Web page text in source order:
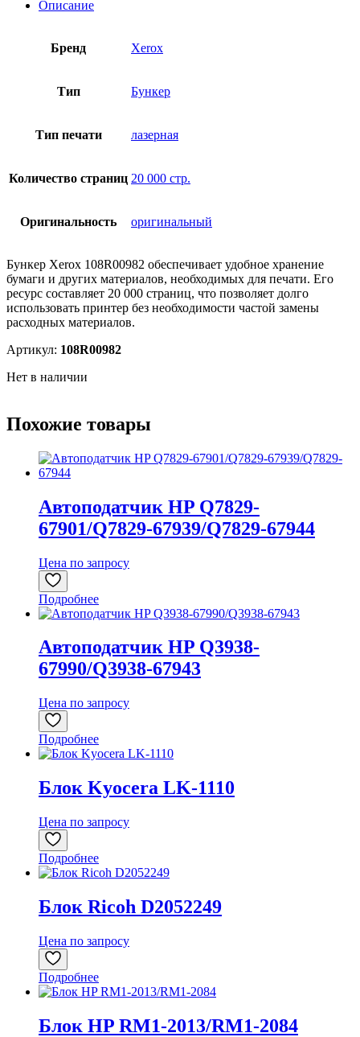
Описание
Бренд Xerox
Тип Бункер
Тип печати лазерная
Количество страниц 20 000 стр.
Оригинальность оригинальный
Бункер Xerox 108R00982 обеспечивает удобное хранение
бумаги и других материалов, необходимых для печати. Его
ресурс составляет 20 000 страниц, что позволяет долго
использовать принтер без необходимости частой замены
расходных материалов.
Артикул: 108R00982
Нет в наличии
Похожие товары
Автоподатчик HP Q7829-
67901/Q7829-67939/Q7829-67944
Цена по запросу
Подробнее
Автоподатчик HP Q3938-
67990/Q3938-67943
Цена по запросу
Подробнее
Блок Kyocera LK-1110
Цена по запросу
Подробнее
Блок Ricoh D2052249
Цена по запросу
Подробнее
Блок HP RM1-2013/RM1-2084